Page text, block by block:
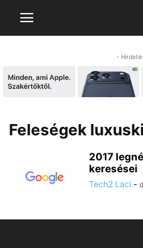
-
Feleségek
2017
keresései
Tech2 Laci -